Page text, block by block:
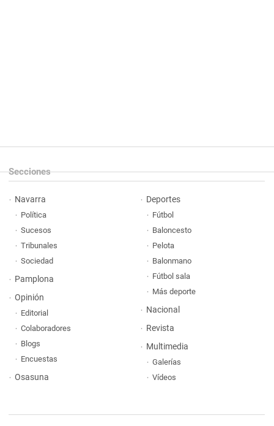
Secciones
Navarra
Política
Sucesos
Tribunales
Sociedad
Pamplona
Opinión
Editorial
Colaboradores
Blogs
Encuestas
Osasuna
Deportes
Fútbol
Baloncesto
Pelota
Balonmano
Fútbol sala
Más deporte
Nacional
Revista
Multimedia
Galerías
Vídeos